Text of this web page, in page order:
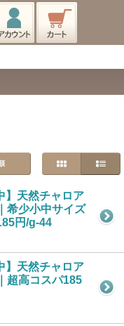
】天然チャロア
希少小中サイズ
円/g-44
】天然チャロア
超高コスパ185